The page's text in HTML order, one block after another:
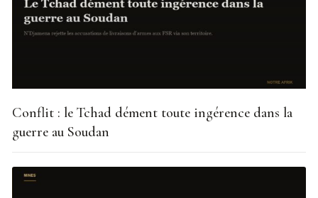
Conflit : le Tchad dément toute ingérence dans la
guerre au Soudan